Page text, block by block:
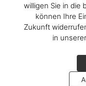
willigen Sie in die
können Ihre
Zukunft
in